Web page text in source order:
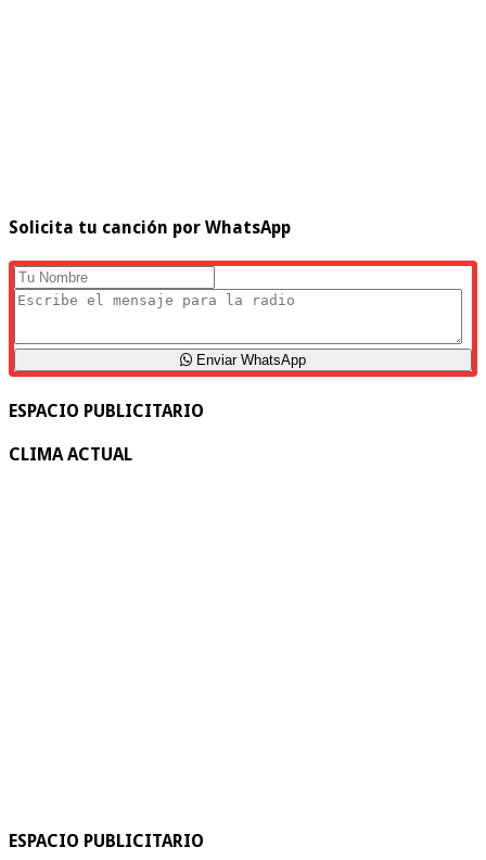
Solicita tu canción por WhatsApp
Enviar WhatsApp
ESPACIO PUBLICITARIO
CLIMA ACTUAL
ESPACIO PUBLICITARIO